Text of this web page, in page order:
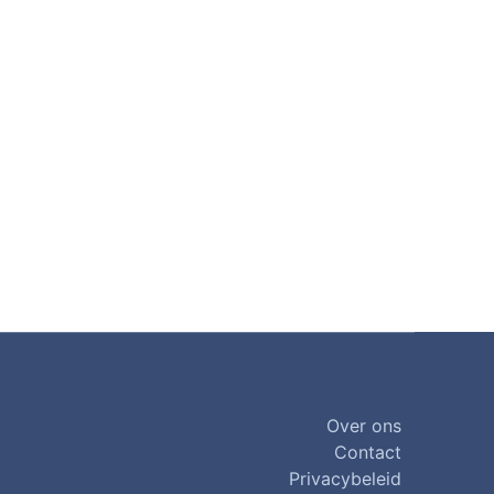
Over ons
Contact
Privacybeleid